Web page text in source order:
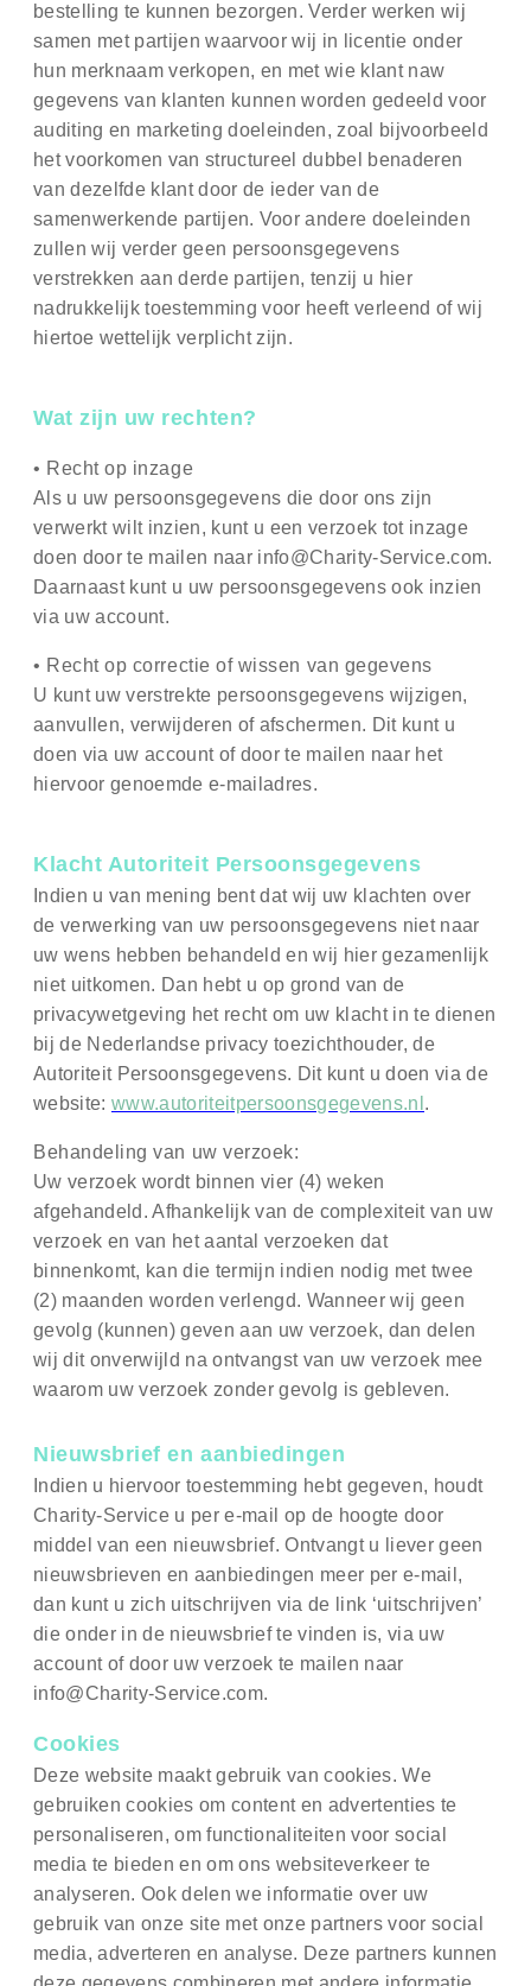
bestelling te kunnen bezorgen. Verder werken wij
samen met partijen waarvoor wij in licentie onder
hun merknaam verkopen, en met wie klant naw
gegevens van klanten kunnen worden gedeeld voor
auditing en marketing doeleinden, zoal bijvoorbeeld
het voorkomen van structureel dubbel benaderen
van dezelfde klant door de ieder van de
samenwerkende partijen. Voor andere doeleinden
zullen wij verder geen persoonsgegevens
verstrekken aan derde partijen, tenzij u hier
nadrukkelijk toestemming voor heeft verleend of wij
hiertoe wettelijk verplicht zijn.
Wat zijn uw rechten?
• Recht op inzage
Als u uw persoonsgegevens die door ons zijn
verwerkt wilt inzien, kunt u een verzoek tot inzage
doen door te mailen naar info@Charity-Service.com.
Daarnaast kunt u uw persoonsgegevens ook inzien
via uw account.
• Recht op correctie of wissen van gegevens
U kunt uw verstrekte persoonsgegevens wijzigen,
aanvullen, verwijderen of afschermen. Dit kunt u
doen via uw account of door te mailen naar het
hiervoor genoemde e-mailadres.
Klacht Autoriteit Persoonsgegevens
Indien u van mening bent dat wij uw klachten over
de verwerking van uw persoonsgegevens niet naar
uw wens hebben behandeld en wij hier gezamenlijk
niet uitkomen. Dan hebt u op grond van de
privacywetgeving het recht om uw klacht in te dienen
bij de Nederlandse privacy toezichthouder, de
Autoriteit Persoonsgegevens. Dit kunt u doen via de
website: www.autoriteitpersoonsgegevens.nl .
Behandeling van uw verzoek:
Uw verzoek wordt binnen vier (4) weken
afgehandeld. Afhankelijk van de complexiteit van uw
verzoek en van het aantal verzoeken dat
binnenkomt, kan die termijn indien nodig met twee
(2) maanden worden verlengd. Wanneer wij geen
gevolg (kunnen) geven aan uw verzoek, dan delen
wij dit onverwijld na ontvangst van uw verzoek mee
waarom uw verzoek zonder gevolg is gebleven.
Nieuwsbrief en aanbiedingen
Indien u hiervoor toestemming hebt gegeven, houdt
Charity-Service u per e-mail op de hoogte door
middel van een nieuwsbrief. Ontvangt u liever geen
nieuwsbrieven en aanbiedingen meer per e-mail,
dan kunt u zich uitschrijven via de link ‘uitschrijven’
die onder in de nieuwsbrief te vinden is, via uw
account of door uw verzoek te mailen naar
info@Charity-Service.com.
Cookies
Deze website maakt gebruik van cookies. We
gebruiken cookies om content en advertenties te
personaliseren, om functionaliteiten voor social
media te bieden en om ons websiteverkeer te
analyseren. Ook delen we informatie over uw
gebruik van onze site met onze partners voor social
media, adverteren en analyse. Deze partners kunnen